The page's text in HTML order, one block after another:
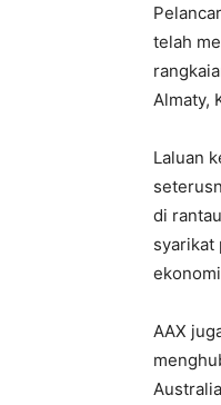
telah
Almaty,
Laluan
di
syarikat
AAX